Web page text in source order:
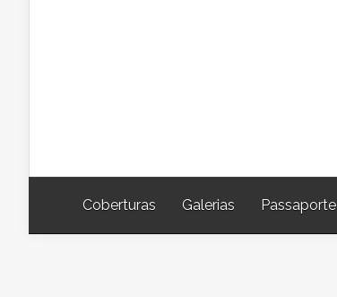
Coberturas Galerias Passaporte